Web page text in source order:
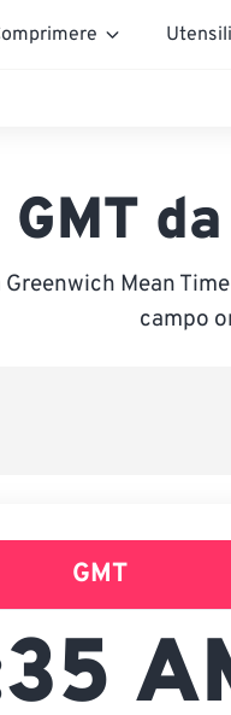
Utensili
GMT
Mean
campo
GMT